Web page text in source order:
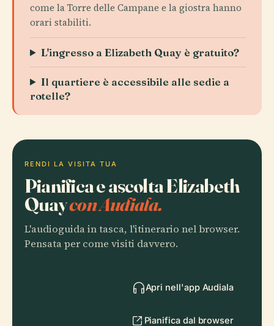
come la Torre delle Campane e la giostra hanno
orari stabiliti.
L'ingresso a Elizabeth Quay è gratuito?
Il quartiere è accessibile alle sedie a
rotelle?
RENDI LA VISITA TUA
Pianifica e ascolta Elizabeth
Quaycon Audiala.
L'audioguida in tasca, l'itinerario nel browser.
Pensata per come visiti davvero.
Apri nell'app Audiala
Pianifica dal browser